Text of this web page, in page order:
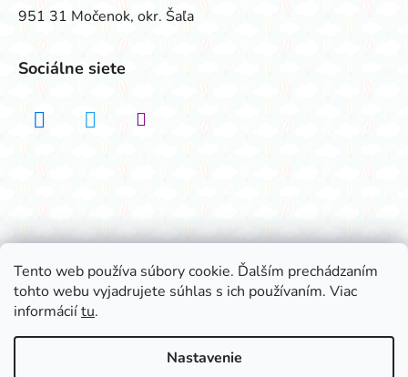
Tento web používa súbory cookie. Ďalším prechádzaním
tohto webu vyjadrujete súhlas s ich používaním. Viac
informáciítu.
Nastavenie
951 31 Močenok, okr. Šaľa
Sociálne siete
vyhradené.